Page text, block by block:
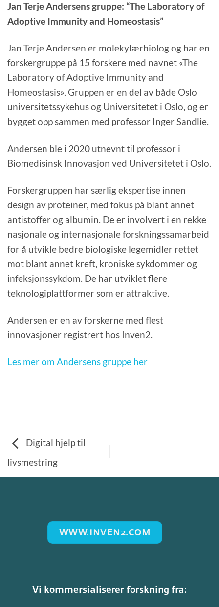
Jan Terje Andersens gruppe: “The Laboratory of
Adoptive Immunity and Homeostasis”
Jan Terje Andersen er molekylærbiolog og har en
forskergruppe på 15 forskere med navnet «The
Laboratory of Adoptive Immunity and
Homeostasis». Gruppen er en del av både Oslo
universitetssykehus og Universitetet i Oslo, og er
bygget opp sammen med professor Inger Sandlie.
Andersen ble i 2020 utnevnt til professor i
Biomedisinsk Innovasjon ved Universitetet i Oslo.
Forskergruppen har særlig ekspertise innen
design av proteiner, med fokus på blant annet
antistoffer og albumin. De er involvert i en rekke
nasjonale og internasjonale forskningssamarbeid
for å utvikle bedre biologiske legemidler rettet
mot blant annet kreft, kroniske sykdommer og
infeksjonssykdom. De har utviklet flere
teknologiplattformer som er attraktive.
Andersen er en av forskerne med flest
innovasjoner registrert hos Inven2.
Les mer om Andersens gruppe her
Digital hjelp til
livsmestring
WWW.INVEN2.COM
Vi kommersialiserer forskning fra: